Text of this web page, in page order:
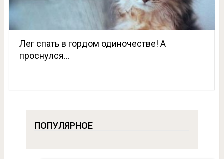
Лег спать в гордом одиночестве! А
проснулся…
ПОПУЛЯРНОЕ